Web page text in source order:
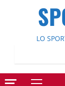
LO